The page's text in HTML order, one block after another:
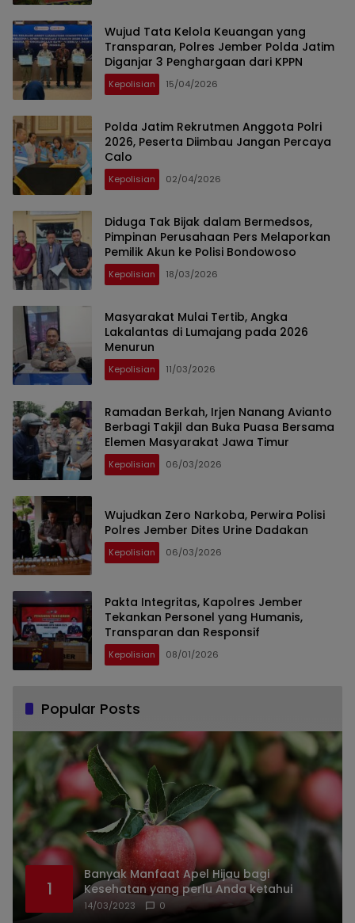
Wujud Tata Kelola Keuangan yang
Transparan, Polres Jember Polda Jatim
Diganjar 3 Penghargaan dari KPPN
Kepolisian 15/04/2026
Polda Jatim Rekrutmen Anggota Polri
2026, Peserta Diimbau Jangan Percaya
Calo
Kepolisian 02/04/2026
Diduga Tak Bijak dalam Bermedsos,
Pimpinan Perusahaan Pers Melaporkan
Pemilik Akun ke Polisi Bondowoso
Kepolisian 18/03/2026
Masyarakat Mulai Tertib, Angka
Lakalantas di Lumajang pada 2026
Menurun
Kepolisian 11/03/2026
Ramadan Berkah, Irjen Nanang Avianto
Berbagi Takjil dan Buka Puasa Bersama
Elemen Masyarakat Jawa Timur
Kepolisian 06/03/2026
Wujudkan Zero Narkoba, Perwira Polisi
Polres Jember Dites Urine Dadakan
Kepolisian 06/03/2026
Pakta Integritas, Kapolres Jember
Tekankan Personel yang Humanis,
Transparan dan Responsif
Kepolisian 08/01/2026
Popular Posts
1
Banyak Manfaat Apel Hijau bagi
Kesehatan yang perlu Anda ketahui
14/03/2023 0